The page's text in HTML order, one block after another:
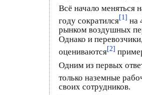
Всё начало меняться
году сократился[1] на
рынком воздушных
Однако и
оцениваются[2]
Одним из первых
только наземные
своих сотрудников.